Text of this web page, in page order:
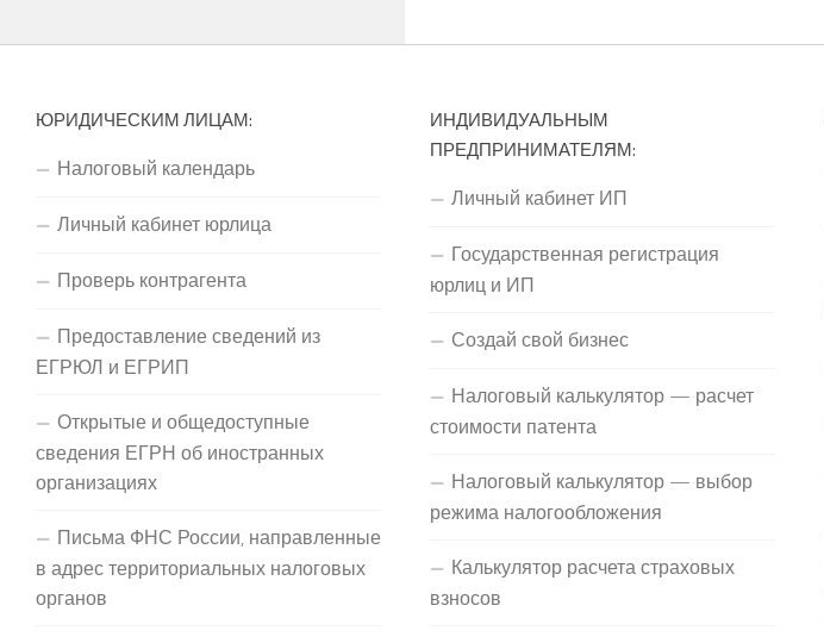
ЮРИДИЧЕСКИМ ЛИЦАМ:
Налоговый календарь
Личный кабинет юрлица
Проверь контрагента
Предоставление сведений из
ЕГРЮЛ и ЕГРИП
Открытые и общедоступные
сведения ЕГРН об иностранных
организациях
Письма ФНС России, направленные
в адрес территориальных налоговых
органов
ИНДИВИДУАЛЬНЫМ
ПРЕДПРИНИМАТЕЛЯМ:
Личный кабинет ИП
Государственная регистрация
юрлиц и ИП
Создай свой бизнес
Налоговый калькулятор — расчет
стоимости патента
Налоговый калькулятор — выбор
режима налогообложения
Калькулятор расчета страховых
взносов